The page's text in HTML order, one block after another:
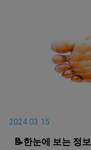
2024 03 15
📝한눈에 보는 정보